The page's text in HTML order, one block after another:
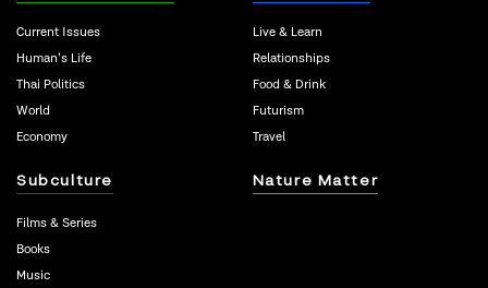
Current Issues
Human’s Life
Thai Politics
World
Economy
Live & Learn
Relationships
Food & Drink
Futurism
Travel
Subculture
Films & Series
Books
Music
Nature Matter